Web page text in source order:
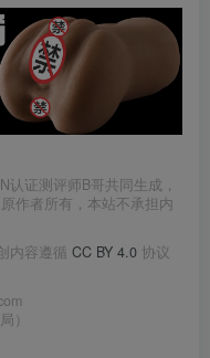
证测评师B哥共同生成，
作者所有，本站不承担内
内容遵循 CC BY 4.0 协议
）